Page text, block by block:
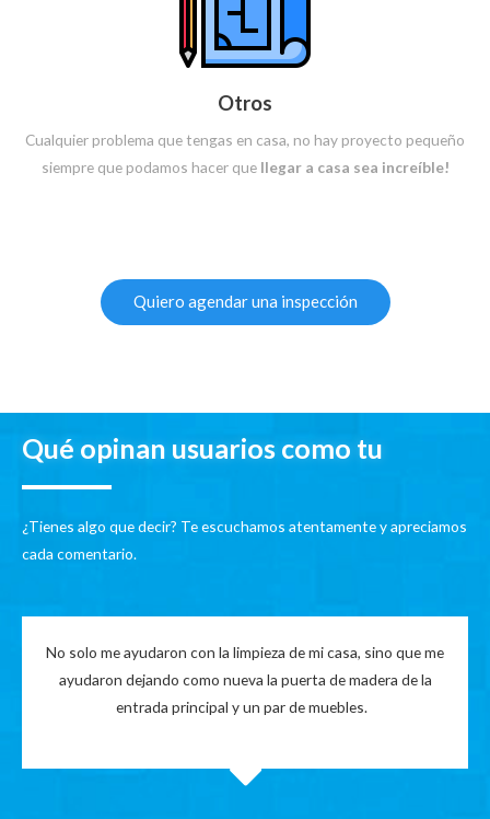
Otros
Cualquier problema que tengas en casa, no hay proyecto pequeño
siempre que podamos hacer que llegar a casa sea increíble!
Quiero agendar una inspección
Qué opinan usuarios como tu
¿Tienes algo que decir? Te escuchamos atentamente y apreciamos
cada comentario.
No solo me ayudaron con la limpieza de mi casa, sino que me
ayudaron dejando como nueva la puerta de madera de la
entrada principal y un par de muebles.